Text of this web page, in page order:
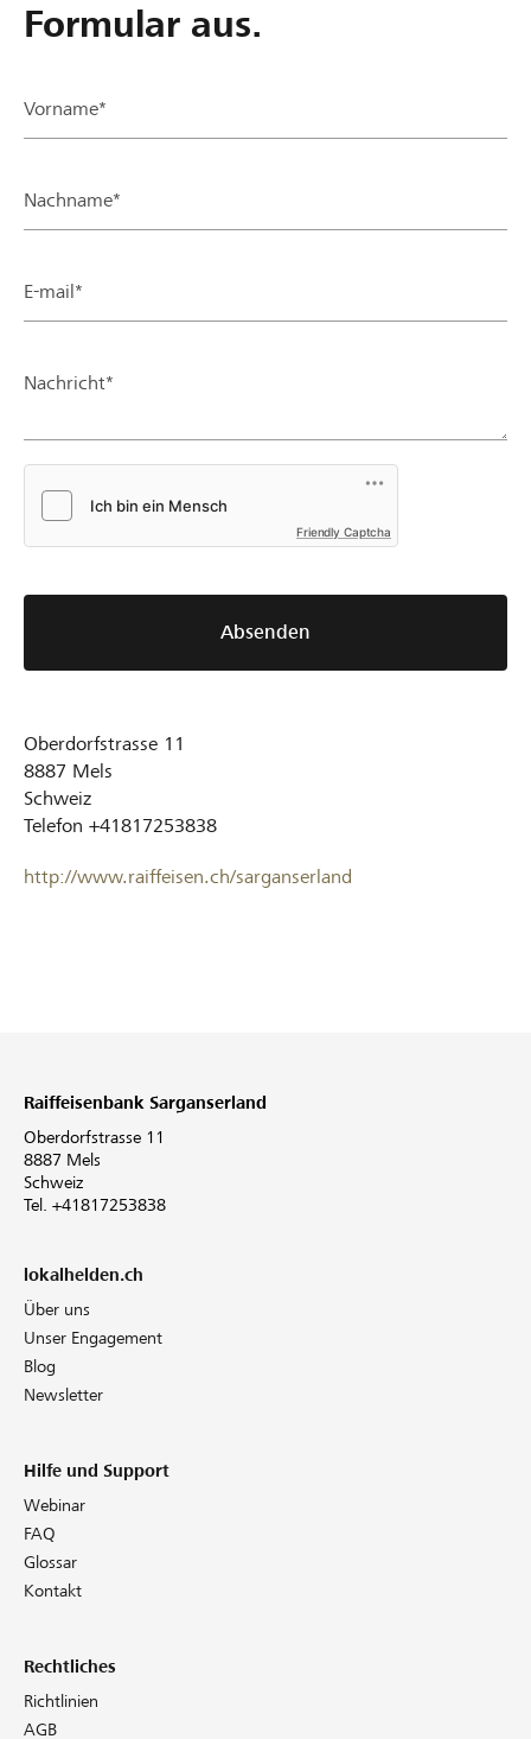
Formular aus.
Vorname*
Nachname*
E-mail*
Nachricht*
Friendly Captcha
Absenden
Oberdorfstrasse 11
8887 Mels
Schweiz
Telefon +41817253838
http://www.raiffeisen.ch/sarganserland
Raiffeisenbank Sarganserland
Oberdorfstrasse 11
8887 Mels
Schweiz
Tel. +41817253838
lokalhelden.ch
Über uns
Unser Engagement
Blog
Newsletter
Hilfe und Support
Webinar
FAQ
Glossar
Kontakt
Rechtliches
Richtlinien
AGB